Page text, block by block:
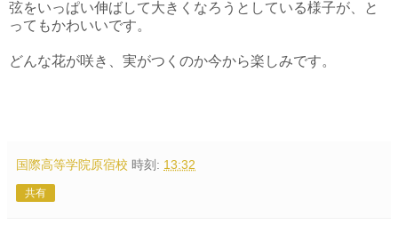
弦をいっぱい伸ばして大きくなろうとしている様子が、と
ってもかわいいです。
どんな花が咲き、実がつくのか今から楽しみです。
国際高等学院原宿校 時刻: 13:32
共有